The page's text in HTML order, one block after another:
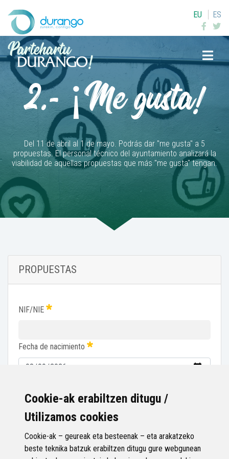
Cookie-ak erabiltzen ditugu /
Utilizamos cookies
Cookie-ak – geureak eta besteenak – eta arakatzeko
beste teknika batzuk erabiltzen ditugu gure webgunean
EU ES
2.- ¡Me gusta!
Del 11 de abril al 1 de mayo. Podrás dar "me gusta" a 5
propuestas. El personal técnico del ayuntamiento analizará la
viabilidad de aquellas propuestas que más "me gusta" tengan.
PROPUESTAS
NIF/NIE
Fecha de nacimiento
Confirmar